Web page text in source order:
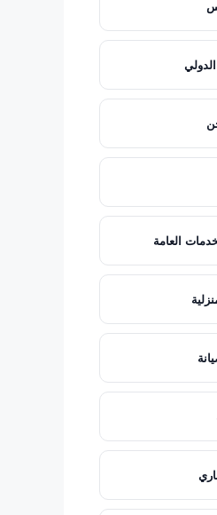
العامة